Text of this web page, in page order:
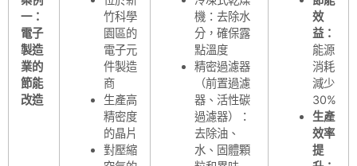
一：
電子
製造
業的
節能
改造
竹科學
園區的
電子元
件製造
商
生產高
精密度
的晶片
對壓縮
機：去除水
分，確保露
點溫度
精密過濾器
（前置過濾
器、活性碳
過濾器）：
去除油、
水、固體顆
效
益：
能源
消耗
減少
30%
生產
效率
提